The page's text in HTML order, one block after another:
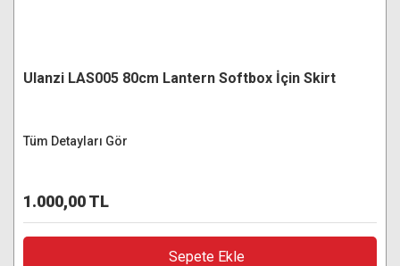
Ulanzi LAS005 80cm Lantern Softbox İçin Skirt
Tüm Detayları Gör
1.000,00 TL
Sepete Ekle